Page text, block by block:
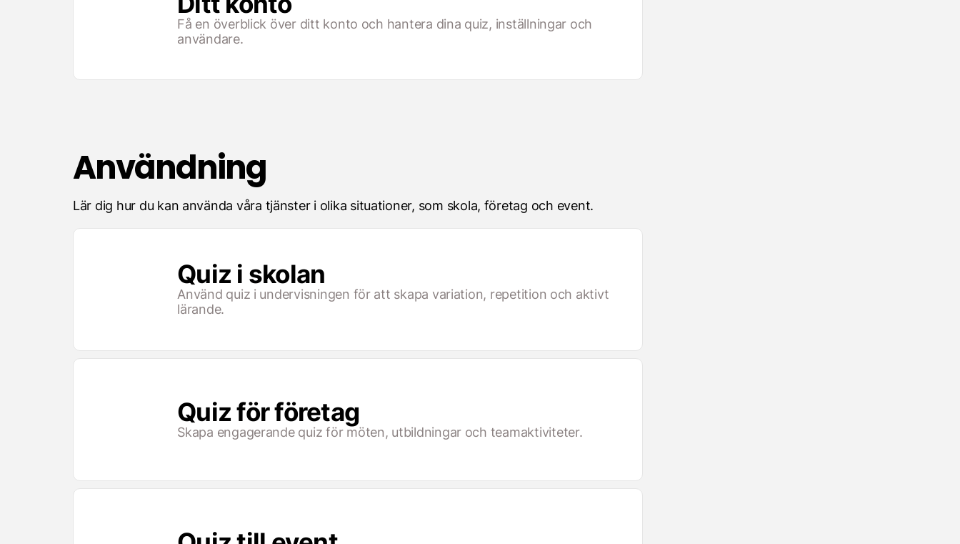
Få en överblick över ditt konto och hantera dina quiz, inställningar och
användare.
Användning
Lär dig hur du kan använda våra tjänster i olika situationer, som skola, företag och event.
Quiz i skolan
Använd quiz i undervisningen för att skapa variation, repetition och aktivt
lärande.
Quiz för företag
Skapa engagerande quiz för möten, utbildningar och teamaktiviteter.